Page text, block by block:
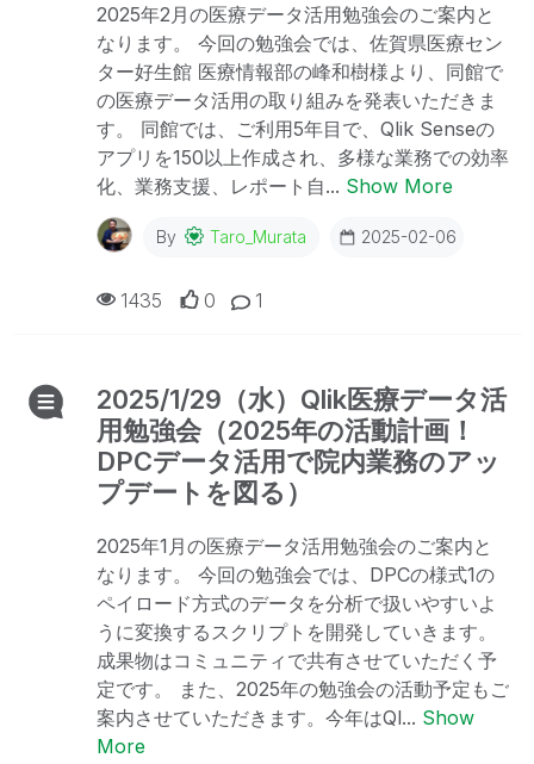
2025年2月の医療データ活用勉強会のご案内と
なります。 今回の勉強会では、佐賀県医療セン
ター好生館 医療情報部の峰和樹様より、同館で
の医療データ活用の取り組みを発表いただきま
す。 同館では、ご利用5年目で、Qlik Senseの
アプリを150以上作成され、多様な業務での効率
化、業務支援、レポート自... Show More
By Taro_Murata 2025-02-06
1
0
1435
2025/1/29（水）Qlik医療データ活
用勉強会（2025年の活動計画！
DPCデータ活用で院内業務のアッ
プデートを図る）
2025年1月の医療データ活用勉強会のご案内と
なります。 今回の勉強会では、DPCの様式1の
ペイロード方式のデータを分析で扱いやすいよ
うに変換するスクリプトを開発していきます。
成果物はコミュニティで共有させていただく予
定です。 また、2025年の勉強会の活動予定もご
案内させていただきます。今年はQl... Show
More